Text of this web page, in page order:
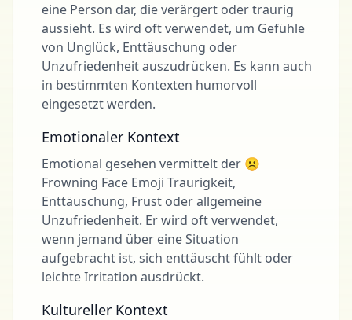
eine Person dar, die verärgert oder traurig
aussieht. Es wird oft verwendet, um Gefühle
von Unglück, Enttäuschung oder
Unzufriedenheit auszudrücken. Es kann auch
in bestimmten Kontexten humorvoll
eingesetzt werden.
Emotionaler Kontext
Emotional gesehen vermittelt der ☹
Frowning Face Emoji Traurigkeit,
Enttäuschung, Frust oder allgemeine
Unzufriedenheit. Er wird oft verwendet,
wenn jemand über eine Situation
aufgebracht ist, sich enttäuscht fühlt oder
leichte Irritation ausdrückt.
Kultureller Kontext